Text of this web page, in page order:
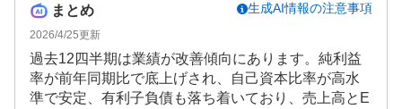
まとめ
2026/4/25更新
生成AI情報の注意事項
過去12四半期は業績が改善傾向にあります。純利益
率が前年同期比で底上げされ、自己資本比率が高水
準で安定、有利子負債も落ち着いており、売上高とE